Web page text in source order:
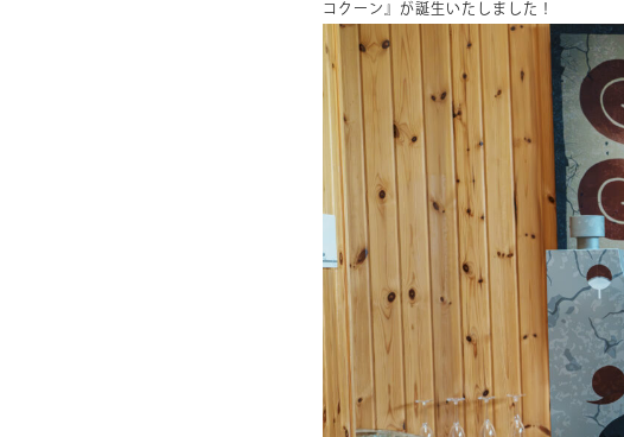
コクーン』が誕生いたしました！